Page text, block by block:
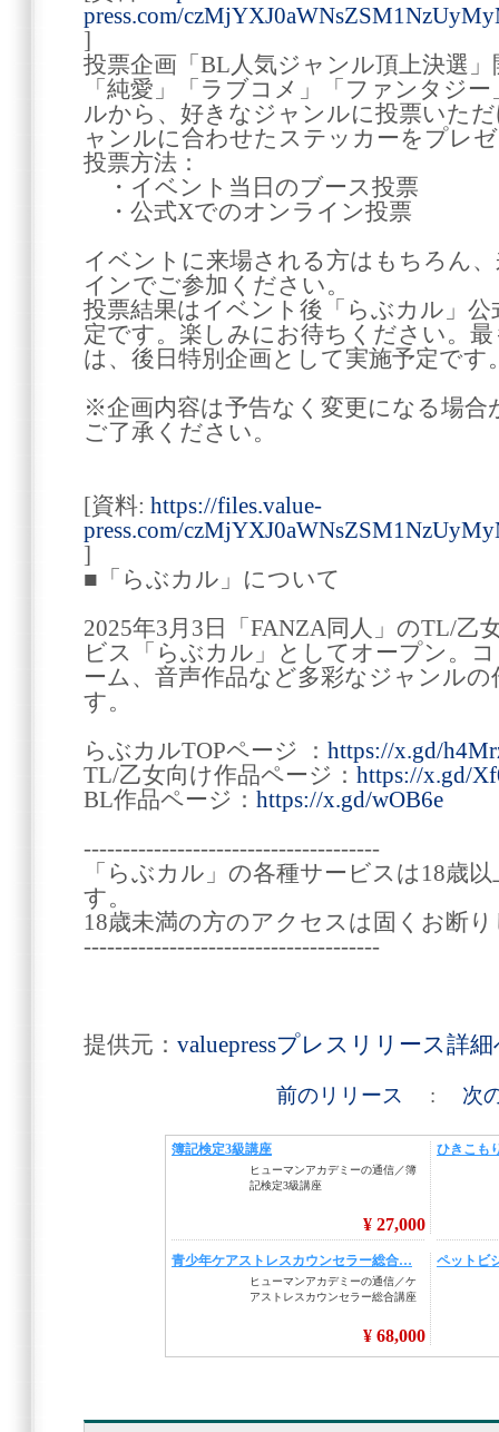
press.com/
]
投票企画「BL人気ジャンル頂上決選」
「純愛」「ラブコメ」「ファンタジ
ルから、好きなジャンルに投票いた
ャンルに合わせたステッカーをプレ
投票方法：
・イベント当日のブース投票
・公式Xでのオンライン投票
イベントに来場される方はもちろん
インでご参加ください。
投票結果はイベント後「らぶカル」
定です。楽しみにお待ちください。
は、後日特別企画として実施予定です
※企画内容は予告なく変更になる場
ご了承ください。
[資料: https://files.value-
press.com/
]
■「らぶカル」について
2025年3月3日「FANZA同人」のTL/乙
ビス「らぶカル」としてオープン。
ーム、音声作品など多彩なジャンル
す。
らぶカルTOPページ ： https://x.gd/
TL/乙女向け作品ページ： https://x.gd/
BL作品ページ： https://x.gd/wOB6e
--------------------------------------
「らぶカル」の各種サービスは18歳
す。
18歳未満の方のアクセスは固くお断
--------------------------------------
提供元： valuepressプレスリリース詳
前のリリース : 次